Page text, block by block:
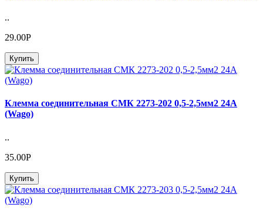
..
29.00Р
Купить
Клемма соединительная СМК 2273-202 0,5-2,5мм2 24A
(Wago)
..
35.00Р
Купить